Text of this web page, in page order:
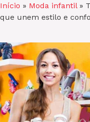
Início » Moda infantil»
que unem estilo e